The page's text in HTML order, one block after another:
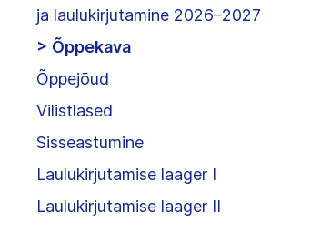
ja laulukirjutamine 2026–2027
Õppekava
Õppejõud
Vilistlased
Sisseastumine
Laulukirjutamise laager I
Laulukirjutamise laager II